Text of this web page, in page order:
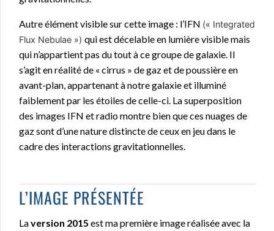
Autre élément visible sur cette image : l’IFN (« Integrated
Flux Nebulae ») qui est décelable en lumière visible mais
qui n’appartient pas du tout à ce groupe de galaxie. Il
s’agit en réalité de « cirrus » de gaz et de poussière en
avant-plan, appartenant à notre galaxie et illuminé
faiblement par les étoiles de celle-ci. La superposition
des images IFN et radio montre bien que ces nuages de
gaz sont d’une nature distincte de ceux en jeu dans le
cadre des interactions gravitationnelles.
L’IMAGE PRÉSENTÉE
Laversion 2015 est ma première image réalisée avec la